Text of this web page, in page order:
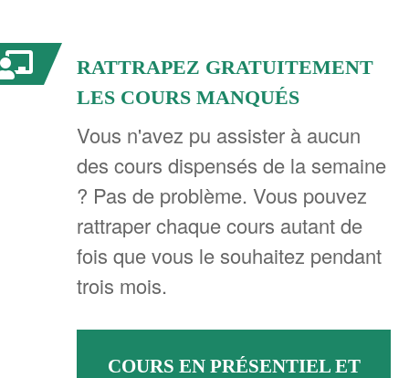
RATTRAPEZ GRATUITEMENT
LES COURS MANQUÉS
Vous n'avez pu assister à aucun
des cours dispensés de la semaine
? Pas de problème. Vous pouvez
rattraper chaque cours autant de
fois que vous le souhaitez pendant
trois mois.
COURS EN PRÉSENTIEL ET